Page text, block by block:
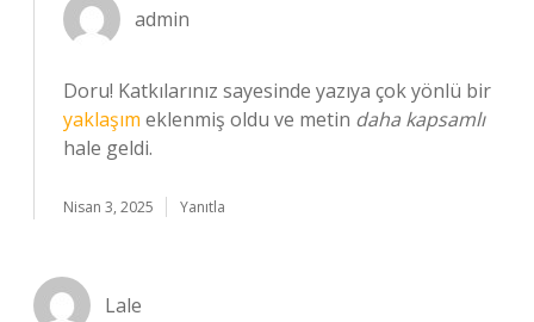
admin
Doru! Katkılarınız sayesinde yazıya çok yönlü bir
yaklaşım eklenmiş oldu ve metin daha kapsamlı
hale geldi.
Nisan 3, 2025 Yanıtla
Lale